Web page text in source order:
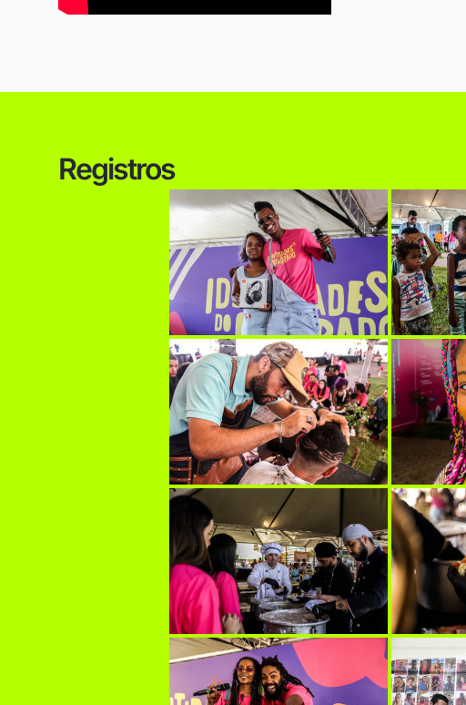
Registros